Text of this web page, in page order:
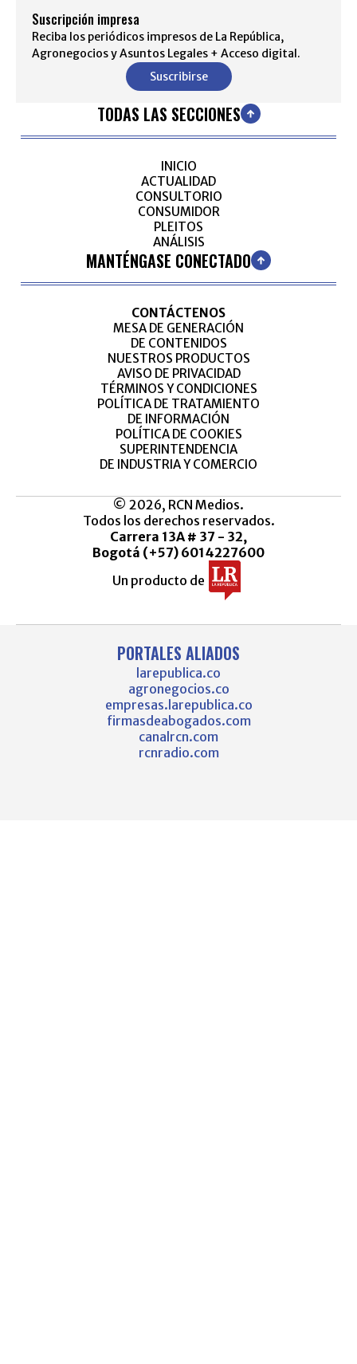
Suscripción impresa
Reciba los periódicos impresos de La República,
Agronegocios y Asuntos Legales + Acceso digital.
Suscribirse
TODAS LAS SECCIONES
INICIO
ACTUALIDAD
CONSULTORIO
CONSUMIDOR
PLEITOS
ANÁLISIS
MANTÉNGASE CONECTADO
CONTÁCTENOS
MESA DE GENERACIÓN
DE CONTENIDOS
NUESTROS PRODUCTOS
AVISO DE PRIVACIDAD
TÉRMINOS Y CONDICIONES
POLÍTICA DE TRATAMIENTO
DE INFORMACIÓN
POLÍTICA DE COOKIES
SUPERINTENDENCIA
DE INDUSTRIA Y COMERCIO
© 2026, RCN Medios.
Todos los derechos reservados.
Carrera 13A # 37 - 32,
Bogotá (+57) 6014227600
Un producto de
PORTALES ALIADOS
larepublica.co
agronegocios.co
empresas.larepublica.co
firmasdeabogados.com
canalrcn.com
rcnradio.com